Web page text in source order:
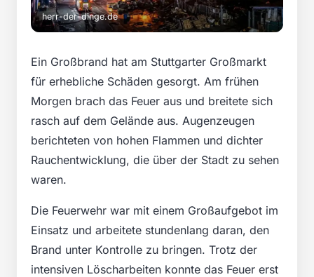
herr-der-dinge.de
Ein Großbrand hat am Stuttgarter Großmarkt
für erhebliche Schäden gesorgt. Am frühen
Morgen brach das Feuer aus und breitete sich
rasch auf dem Gelände aus. Augenzeugen
berichteten von hohen Flammen und dichter
Rauchentwicklung, die über der Stadt zu sehen
waren.
Die Feuerwehr war mit einem Großaufgebot im
Einsatz und arbeitete stundenlang daran, den
Brand unter Kontrolle zu bringen. Trotz der
intensiven Löscharbeiten konnte das Feuer erst